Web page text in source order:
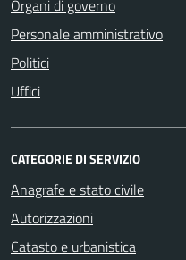
Organi di governo
Personale amministrativo
Politici
Uffici
CATEGORIE DI SERVIZIO
Anagrafe e stato civile
Autorizzazioni
Catasto e urbanistica